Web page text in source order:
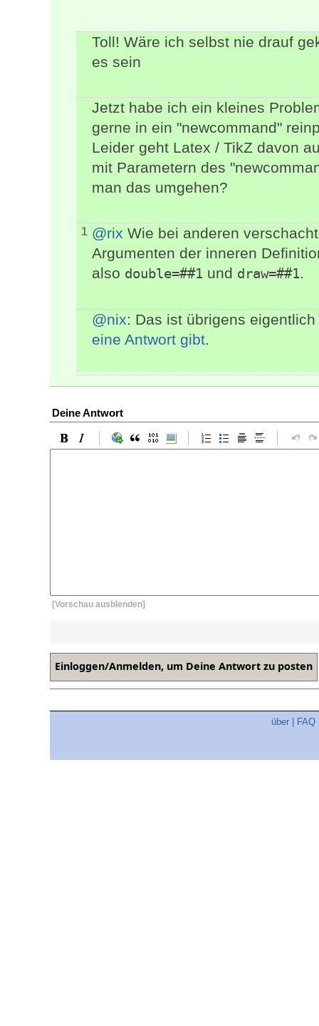
Toll! Wäre ich selbst nie drauf
es sein
Jetzt habe ich ein kleines
gerne in ein "newcommand"
Leider geht Latex / TikZ davon
mit Parametern des
man das umgehen?
1 @rix Wie bei anderen
Argumenten der inneren
also double=##1 und draw=##1.
@nix: Das ist übrigens
eine Antwort gibt.
Deine Antwort
[Vorschau ausblenden]
über FAQ